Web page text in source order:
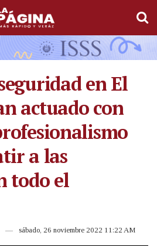
en El
actuado con
a las
todo el
sábado, 26 noviembre 2022 11:22 AM